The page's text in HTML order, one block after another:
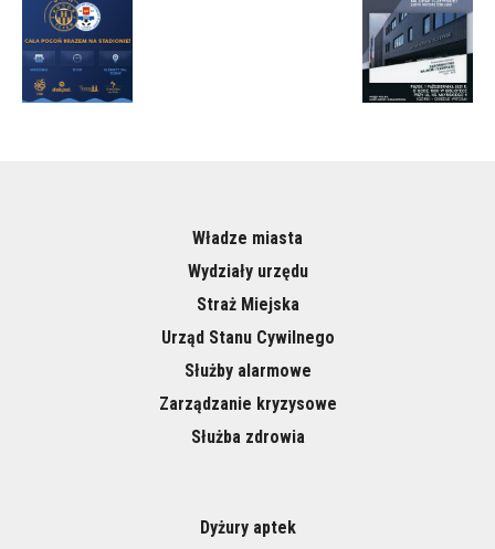
Władze miasta
Wydziały urzędu
Straż Miejska
Urząd Stanu Cywilnego
Służby alarmowe
Zarządzanie kryzysowe
Służba zdrowia
Dyżury aptek